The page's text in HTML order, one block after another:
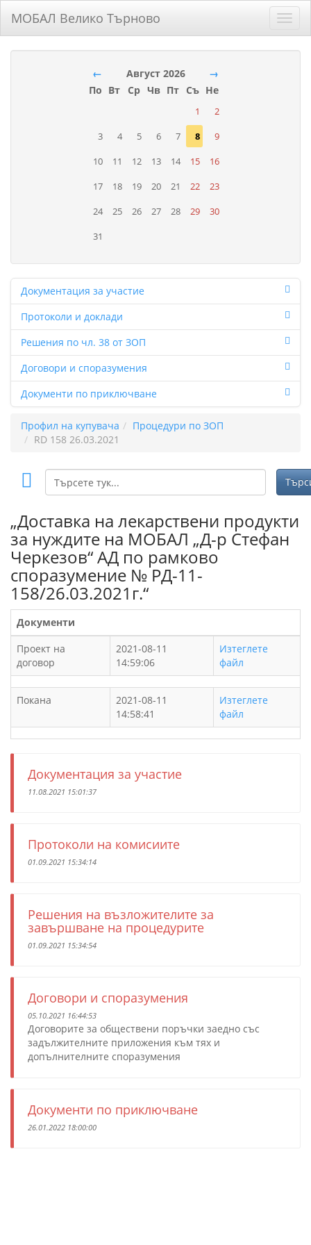
МОБАЛ Велико Търново
← Август 2026
→
По Вт Ср Чв Пт Съ Не
1
2
3
4 5 6 7 8
9
10
11 12 13 14 15
16
17
18 19 20 21 22
23
24
25 26 27 28 29
30
31
Документация за участие
Протоколи и доклади
Решения по чл. 38 от ЗОП
Договори и споразумения
Документи по приключване
Профил на купувача
Процедури по ЗОП
RD 158 26.03.2021
„Доставка на лекарствени продукти
за нуждите на МОБАЛ „Д-р Стефан
Черкезов“ АД по рамково
споразумение № РД-11-
158/26.03.2021г.“
Документи
Проект на
договор
2021-08-11
14:59:06
Изтеглете
файл
Покана
2021-08-11
14:58:41
Изтеглете
файл
Документация за участие
11.08.2021 15:01:37
Протоколи на комисиите
01.09.2021 15:34:14
Решения на възложителите за
завършване на процедурите
01.09.2021 15:34:54
Договори и споразумения
05.10.2021 16:44:53
Договорите за обществени поръчки заедно със
задължителните приложения към тях и
допълнителните споразумения
Документи по приключване
26.01.2022 18:00:00